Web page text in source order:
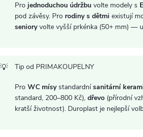
Pro jednoduchou údržbu volte modely s
pod závěsy. Pro rodiny s dětmi existují
senioryvolte vyšší prkénka (50+ mm) —
Tip od PRIMAKOUPELNY
Pro WC mísystandardnísanitární
standard, 200–800 Kč), dřevo (přírodní
kratší životnost). Duroplast je nejlepší